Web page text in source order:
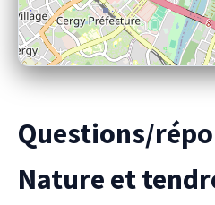
Questions/
Nature et